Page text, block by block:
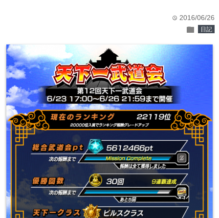
time 2016/06/26
folder 日記